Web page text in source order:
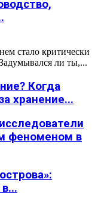
стало критически
ли ты,...
Когда
хранение...
феноменом в